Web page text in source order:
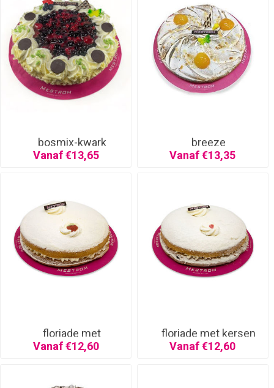
bosmix-kwark
Vanaf €13,65
breeze
Vanaf €13,35
floriade met
aardbeien
Vanaf €12,60
floriade met kersen
Vanaf €12,60